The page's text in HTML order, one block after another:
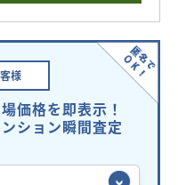
様
価格を即表示！
ション瞬間査定